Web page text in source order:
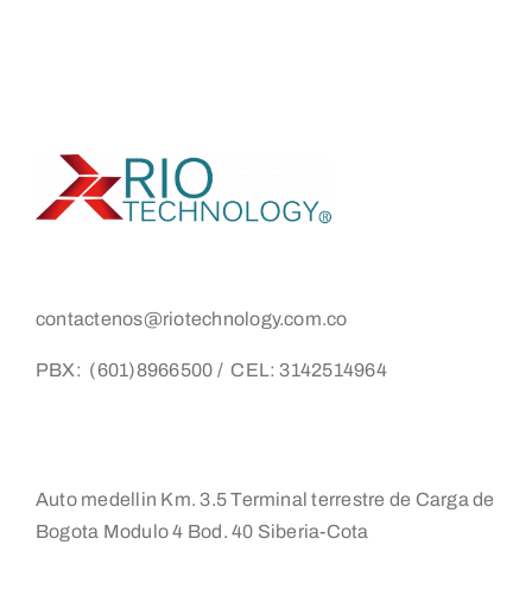
contactenos@riotechnology.com.co
PBX: (601)8966500 / CEL: 3142514964
Auto medellin Km. 3.5 Terminal terrestre de Carga de
Bogota Modulo 4 Bod. 40 Siberia-Cota